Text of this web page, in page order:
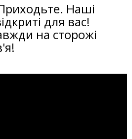
Наші
для вас!
на сторожі